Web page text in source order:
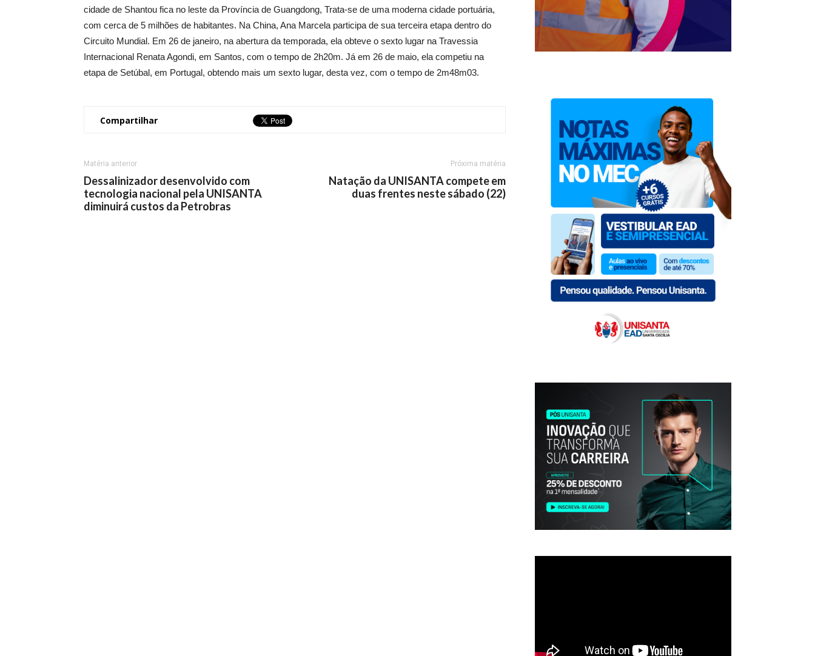
cidade de Shantou fica no leste da Província de Guangdong, Trata-se de uma moderna cidade portuária,
com cerca de 5 milhões de habitantes. Na China, Ana Marcela participa de sua terceira etapa dentro do
Circuito Mundial. Em 26 de janeiro, na abertura da temporada, ela obteve o sexto lugar na Travessia
Internacional Renata Agondi, em Santos, com o tempo de 2h20m. Já em 26 de maio, ela competiu na
etapa de Setúbal, em Portugal, obtendo mais um sexto lugar, desta vez, com o tempo de 2m48m03.
Compartilhar
Matéria anterior
Dessalinizador desenvolvido com
tecnologia nacional pela UNISANTA
diminuirá custos da Petrobras
Próxima matéria
Natação da UNISANTA compete em
duas frentes neste sábado (22)